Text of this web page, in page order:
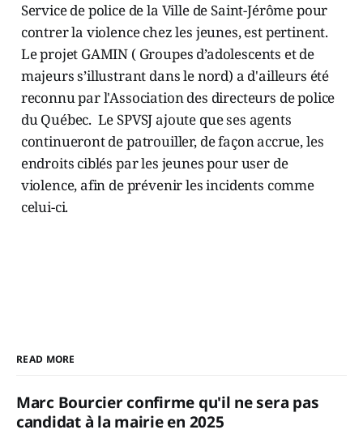
Service de police de la Ville de Saint-Jérôme pour
contrer la violence chez les jeunes, est pertinent.
Le projet GAMIN ( Groupes d’adolescents et de
majeurs s’illustrant dans le nord) a d'ailleurs été
reconnu par l'Association des directeurs de police
du Québec. Le SPVSJ ajoute que ses agents
continueront de patrouiller, de façon accrue, les
endroits ciblés par les jeunes pour user de
violence, afin de prévenir les incidents comme
celui-ci.
READ MORE
Marc Bourcier confirme qu'il ne sera pas
candidat à la mairie en 2025